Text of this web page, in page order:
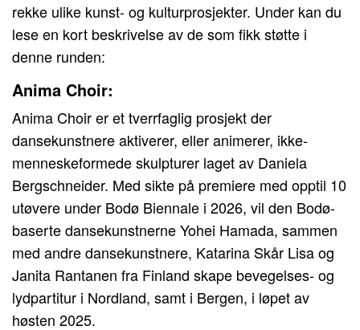
rekke ulike kunst- og kulturprosjekter. Under kan du
lese en kort beskrivelse av de som fikk støtte i
denne runden:
Anima Choir:
Anima Choir er et tverrfaglig prosjekt der
dansekunstnere aktiverer, eller animerer, ikke-
menneskeformede skulpturer laget av Daniela
Bergschneider. Med sikte på premiere med opptil 10
utøvere under Bodø Biennale i 2026, vil den Bodø-
baserte dansekunstnerne Yohei Hamada, sammen
med andre dansekunstnere, Katarina Skår Lisa og
Janita Rantanen fra Finland skape bevegelses- og
lydpartitur i Nordland, samt i Bergen, i løpet av
høsten 2025.